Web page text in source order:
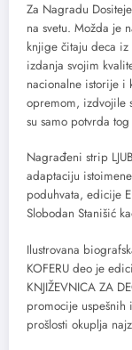
Za Nagradu
na svetu. Možda je
knjige čitaju deca
izdanja svojim
nacionalne istorije i
opremom, izdvojile
su samo potvrda
Nagrađeni strip
adaptaciju
poduhvata, edicije
Slobodan Stanišić
Ilustrovana
KOFERU deo je
KNJIŽEVNICA ZA
promocije uspešnih
prošlosti okuplja